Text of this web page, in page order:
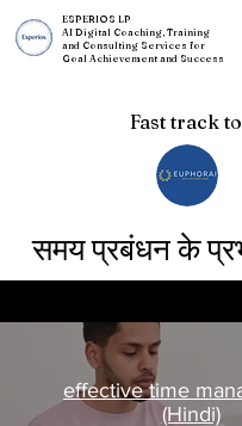
ESPERIOS LP
AI Digital Coaching, Training
and Consulting Services for
Goal Achievement and Success
Fast track to
समय प्रबंधन के
effective time
(Hindi)